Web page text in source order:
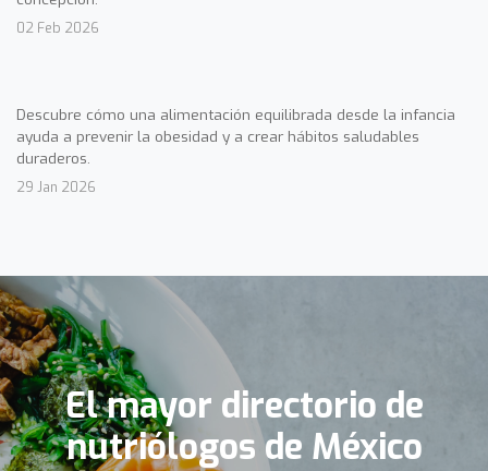
02 Feb 2026
Descubre cómo una alimentación equilibrada desde la infancia
ayuda a prevenir la obesidad y a crear hábitos saludables
duraderos.
29 Jan 2026
El mayor directorio de
nutriólogos de México